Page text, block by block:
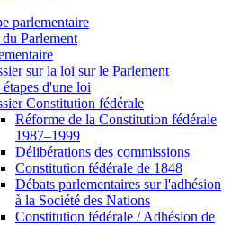
parlementaire
Parlement
sur la loi sur le Parlement
étapes d'une loi
Constitution fédérale
Réforme de la Constitution fédérale
1987–1999
Délibérations des commissions
Constitution fédérale de 1848
Débats parlementaires sur l'adhésion
à la Société des Nations
Constitution fédérale / Adhésion de